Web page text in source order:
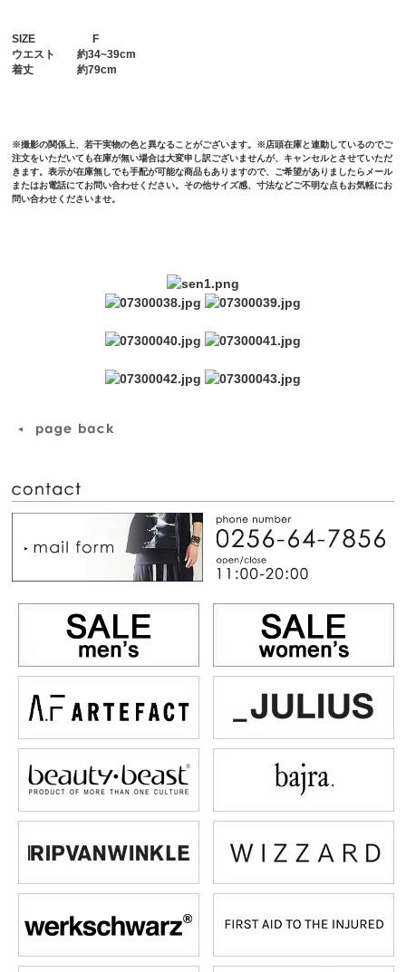
SIZE
F
ウエスト
約34~39cm
着丈 約79cm
※撮影の関係上、若干実物の色と異なることがございます。※店頭在庫と連動しているのでご
注文をいただいても在庫が無い場合は大変申し訳ございませんが、キャンセルとさせていただ
きます。表示が在庫無しでも手配が可能な商品もありますので、ご希望がありましたらメール
またはお電話にてお問い合わせください。その他サイズ感、寸法などご不明な点もお気軽にお
問い合わせくださいませ。